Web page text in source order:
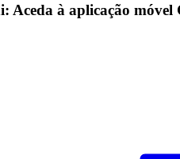
Aceda à aplicação